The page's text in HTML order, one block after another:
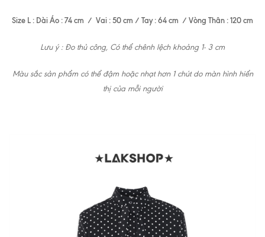
Size L : Dài Áo : 74 cm / Vai : 50 cm / Tay : 64 cm / Vòng Thân : 120 cm
Lưu ý : Đo thủ công, Có thể chênh lệch khoảng 1- 3 cm
Màu sắc sản phẩm có thể đậm hoặc nhạt hơn 1 chút do màn hình hiển
thị của mỗi người